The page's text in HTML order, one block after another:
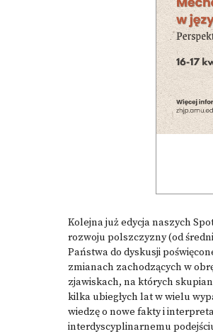
Kolejna już edycja naszych
rozwoju polszczyzny (od
Państwa do dyskusji
zmianach zachodzących w
zjawiskach, na których
kilka ubiegłych lat w wielu
wiedzę o nowe fakty i
interdyscyplinarnemu